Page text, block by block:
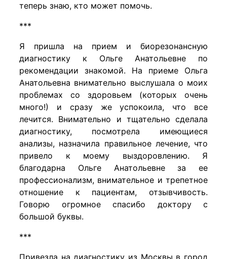
теперь знаю, кто может помочь.
***
Я пришла на прием и биорезонансную
диагностику к Ольге Анатольевне по
рекомендации знакомой. На приеме Ольга
Анатольевна внимательно выслушала о моих
проблемах со здоровьем (которых очень
много!) и сразу же успокоила, что все
лечится. Внимательно и тщательно сделала
диагностику, посмотрела имеющиеся
анализы, назначила правильное лечение, что
привело к моему выздоровлению. Я
благодарна Ольге Анатольевне за ее
профессионализм, внимательное и трепетное
отношение к пациентам, отзывчивость.
Говорю огромное спасибо доктору с
большой буквы.
***